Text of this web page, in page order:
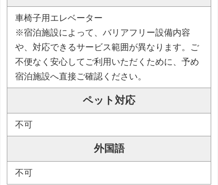
車椅子用エレベーター
※宿泊施設によって、バリアフリー設備内容
や、対応できるサービス範囲が異なります。ご
不便なく安心してご利用いただくために、予め
宿泊施設へ直接ご確認ください。
ペット対応
不可
外国語
不可